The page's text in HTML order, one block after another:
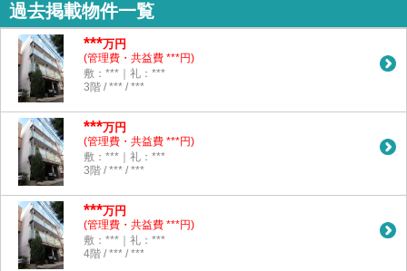
過去掲載物件一覧
***万円
(管理費・共益費 ***円)
敷：***｜礼：***
3階 / *** / ***
***万円
(管理費・共益費 ***円)
敷：***｜礼：***
3階 / *** / ***
***万円
(管理費・共益費 ***円)
敷：***｜礼：***
4階 / *** / ***